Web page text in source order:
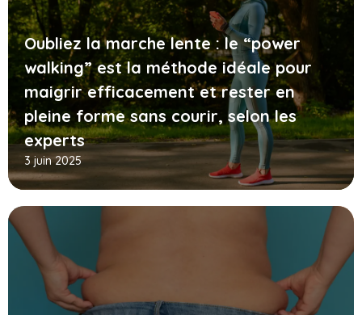
Oubliez la marche lente : le “power
walking” est la méthode idéale pour
maigrir efficacement et rester en
pleine forme sans courir, selon les
experts
3 juin 2025